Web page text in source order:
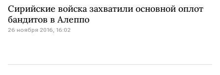
Сирийские войска захватили основной оплот
бандитов в Алеппо
26 ноября 2016, 16:02